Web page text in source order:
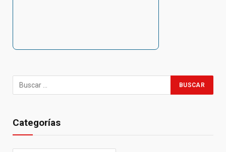
Categorías